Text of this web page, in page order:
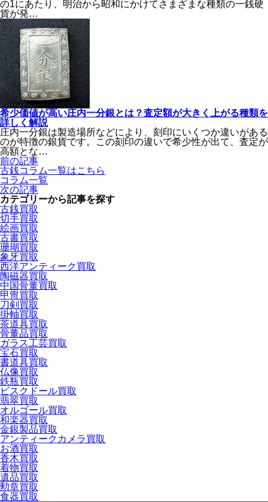
の1にあたり、明治から昭和にかけてさまざまな種類の一銭硬
貨が発…
希少価値が高い庄内一分銀とは？査定額が大きく上がる種類を
詳しく解説
庄内一分銀は製造場所などにより、刻印にいくつか違いがある
のが特徴の銀貨です。この刻印の違いで希少性が出て、査定が
高額とな…
前の記事
古銭コラム一覧はこちら
コラム一覧
次の記事
カテゴリーから記事を探す
古銭買取
切手買取
絵画買取
古書買取
珊瑚買取
象牙買取
西洋アンティーク買取
陶磁器買取
中国骨董買取
甲冑買取
刀剣買取
掛軸買取
茶道具買取
骨董品買取
ガラス工芸買取
宝石買取
書道具買取
仏像買取
鉄瓶買取
ビスクドール買取
翡翠買取
オルゴール買取
和楽器買取
金銀製品買取
アンティークカメラ買取
お酒買取
香木買取
着物買取
遺品買取
勲章買取
食器買取